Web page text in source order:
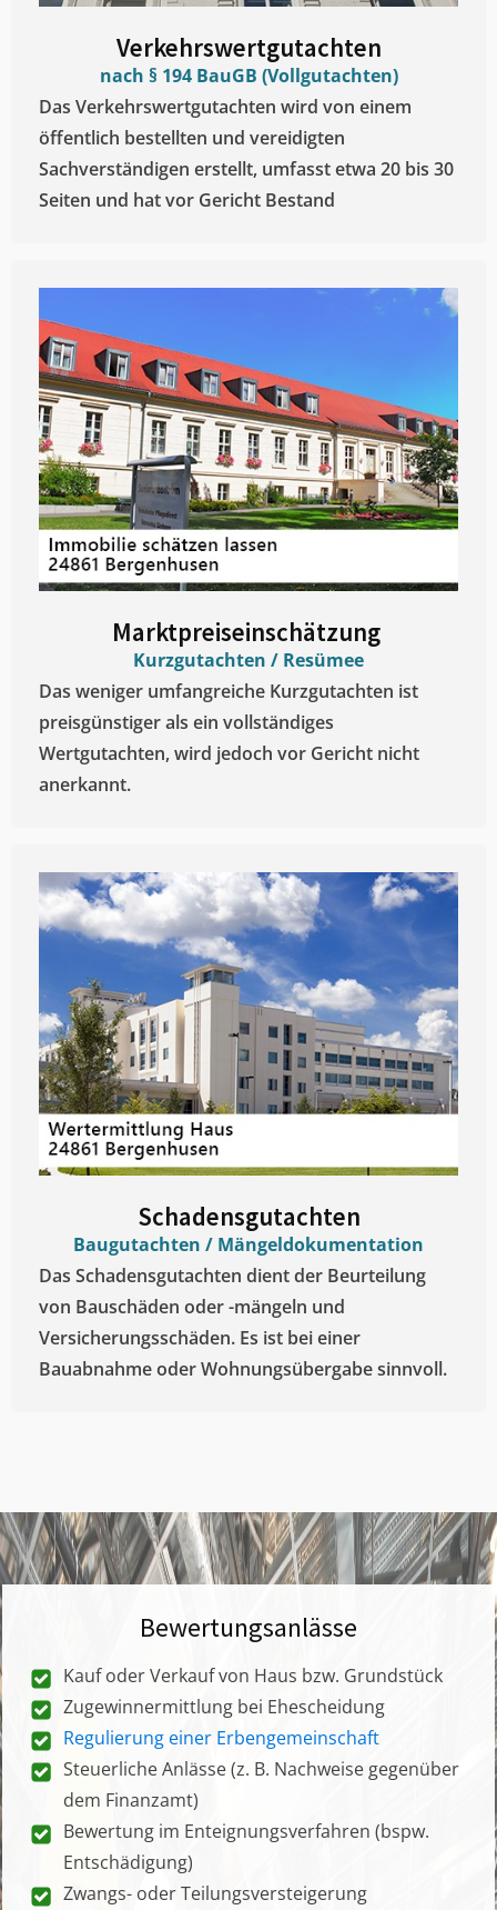
Verkehrswertgutachten
nach § 194 BauGB (Vollgutachten)
Das Verkehrswertgutachten wird von einem
öffentlich bestellten und vereidigten
Sachverständigen erstellt, umfasst etwa 20 bis 30
Seiten und hat vor Gericht Bestand
Marktpreiseinschätzung ​
Kurzgutachten / Resümee
Das weniger umfangreiche Kurzgutachten ist
preisgünstiger als ein vollständiges
Wertgutachten, wird jedoch vor Gericht nicht
anerkannt.
Schadensgutachten
Baugutachten / Mängeldokumentation
Das Schadensgutachten dient der Beurteilung
von Bauschäden oder -mängeln und
Versicherungsschäden. Es ist bei einer
Bauabnahme oder Wohnungsübergabe sinnvoll.
Bewertungsanlässe
Kauf oder Verkauf von Haus bzw. Grundstück
Zugewinnermittlung bei Ehescheidung
Regulierung einer Erbengemeinschaft
Steuerliche Anlässe (z. B. Nachweise gegenüber
dem Finanzamt)
Bewertung im Enteignungsverfahren (bspw.
Entschädigung)
Zwangs- oder Teilungsversteigerung